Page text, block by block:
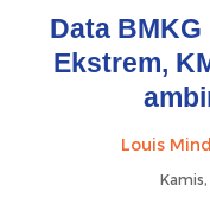
Data
Ekstrem,
Louis